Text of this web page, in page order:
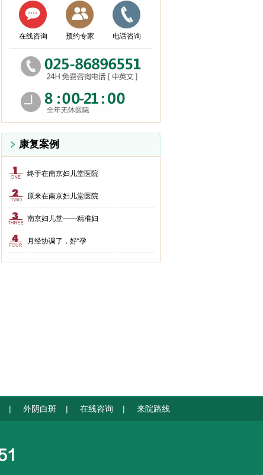
在线咨询 预约专家 电话咨询
康复案例
终于在南京妇儿堂医院
原来在南京妇儿堂医院
南京妇儿堂——精准妇
月经协调了，好“孕
| 外阴白斑 | 在线咨询 | 来院路线